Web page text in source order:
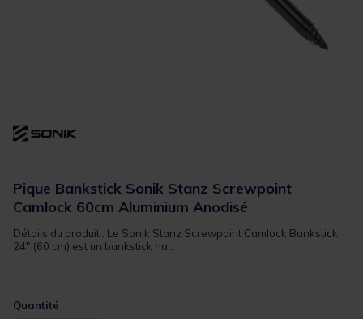
Pique Bankstick Sonik Stanz Screwpoint
Camlock 60cm Aluminium Anodisé
Détails du produit : Le Sonik Stanz Screwpoint Camlock Bankstick
24" (60 cm) est un bankstick ha...
Quantité